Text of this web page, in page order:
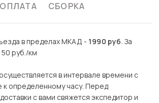
ОПЛАТА СБОРКА
в пределах МКАД - 1990 руб. За
руб./км
в интервале времени с
к определенному часу. Перед
с вами свяжется экспедитор и